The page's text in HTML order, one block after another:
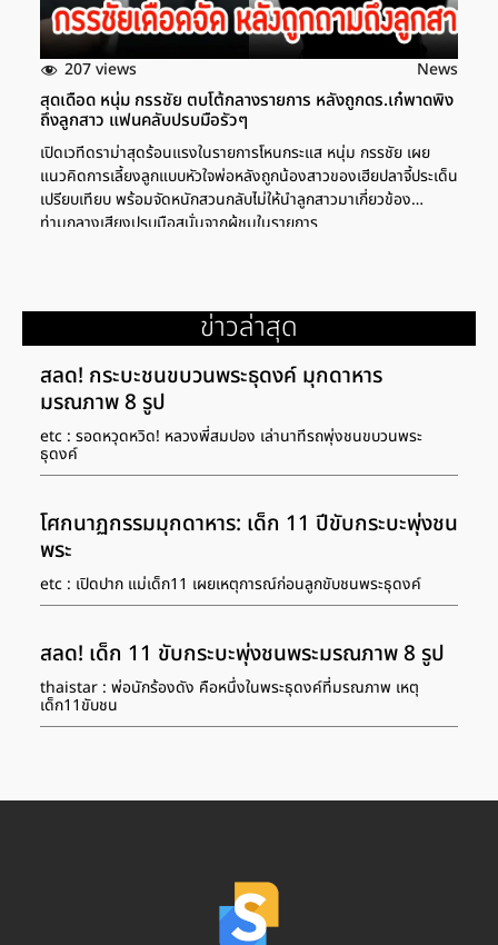
207 views News
สุดเดือด หนุ่ม กรรชัย ตบโต้กลางรายการ หลังถูกดร.เก๋พาดพิง
ถึงลูกสาว แฟนคลับปรบมือรัวๆ
เปิดเวทีดราม่าสุดร้อนแรงในรายการโหนกระแส หนุ่ม กรรชัย เผย
แนวคิดการเลี้ยงลูกแบบหัวใจพ่อหลังถูกน้องสาวของเฮียปลาจี้ประเด็น
เปรียบเทียบ พร้อมจัดหนักสวนกลับไม่ให้นำลูกสาวมาเกี่ยวข้อง
ท่ามกลางเสียงปรบมือสนั่นจากผู้ชมในรายการ
ข่าวล่าสุด
สลด! กระบะชนขบวนพระธุดงค์ มุกดาหาร
มรณภาพ 8 รูป
etc : รอดหวุดหวิด! หลวงพี่สมปอง เล่านาทีรถพุ่งชนขบวนพระ
ธุดงค์
โศกนาฏกรรมมุกดาหาร: เด็ก 11 ปีขับกระบะพุ่งชน
พระ
etc : เปิดปาก แม่เด็ก11 เผยเหตุการณ์ก่อนลูกขับชนพระธุดงค์
สลด! เด็ก 11 ขับกระบะพุ่งชนพระมรณภาพ 8 รูป
thaistar : พ่อนักร้องดัง คือหนึ่งในพระธุดงค์ที่มรณภาพ เหตุ
เด็ก11ขับชน